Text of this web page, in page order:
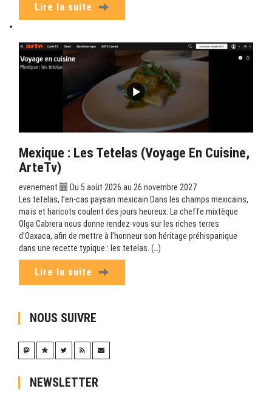
Lire la suite
Mexique : Les Tetelas (Voyage En Cuisine,
ArteTv)
evenement
Du 5 août 2026 au 26 novembre 2027
Les tetelas, l’en-cas paysan mexicain Dans les champs mexicains,
maïs et haricots coulent des jours heureux. La cheffe mixtèque
Olga Cabrera nous donne rendez-vous sur les riches terres
d’Oaxaca, afin de mettre à l’honneur son héritage préhispanique
dans une recette typique : les tetelas. (…)
Lire la suite
NOUS SUIVRE
NEWSLETTER